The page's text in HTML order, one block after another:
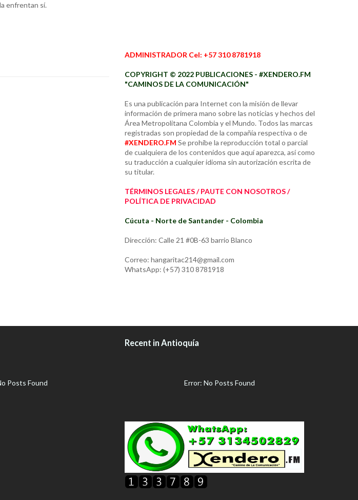
enfrentan sí.
ADMINISTRADOR Cel: +57 310 8781918
COPYRIGHT © 2022 PUBLICACIONES - #XENDERO.FM
"CAMINOS DE LA COMUNICACIÓN"
Es una publicación para Internet con la misión de llevar
información de primera mano sobre las noticias y hechos del
Área Metropolitana Colombia y el Mundo. Todos las marcas
registradas son propiedad de la compañía respectiva o de
#XENDERO.FM Se prohíbe la reproducción total o parcial
de cualquiera de los contenidos que aquí aparezca, así como
su traducción a cualquier idioma sin autorización escrita de
su titular.
TÉRMINOS LEGALES / PAUTE CON NOSOTROS /
POLÍTICA DE PRIVACIDAD
Cúcuta - Norte de Santander - Colombia
Dirección: Calle 21 #0B-63 barrio Blanco
Correo: hangaritac214@gmail.com
WhatsApp: (+57) 310 8781918
Posts Found
Recent in Antioquía
Error: No Posts Found